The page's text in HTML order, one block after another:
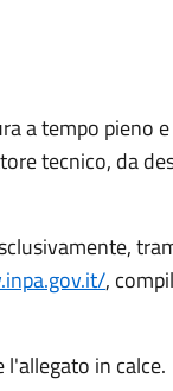
a tempo pieno
tecnico, da
,
in calce.